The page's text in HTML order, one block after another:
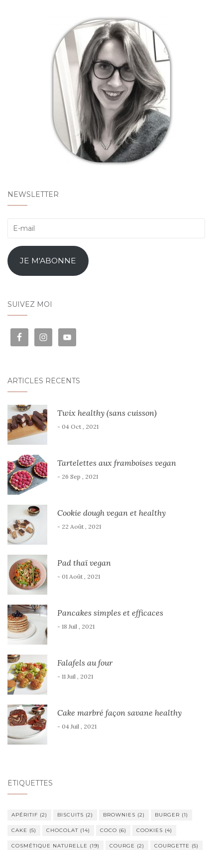
NEWSLETTER
E-
JE M'ABONNE
SUIVEZ MOI
ARTICLES RÉCENTS
Twix healthy (sans cuisson)
- 04 Oct , 2021
Tartelettes aux framboises vegan
- 26 Sep , 2021
Cookie dough vegan et healthy
- 22 Août , 2021
Pad thaï vegan
- 01 Août , 2021
Pancakes simples et efficaces
- 18 Juil , 2021
Falafels au four
- 11 Juil , 2021
Cake marbré façon savane healthy
- 04 Juil , 2021
ÉTIQUETTES
APÉRITIF (2) BISCUITS (2) BROWNIES (2) BURGER (1)
CAKE (5) CHOCOLAT (14) COCO (6) COOKIES (4)
COSMÉTIQUE NATURELLE (19) COURGE (2) COURGETTE (5)